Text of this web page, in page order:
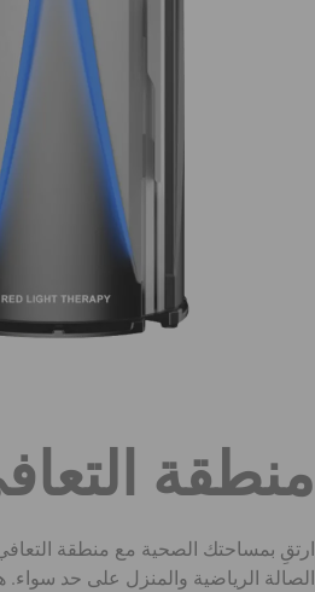
منطقة
ارتقِ بمساحتك الصحية مع منطقة
الصالة الرياضية والمنزل على حد سواء.